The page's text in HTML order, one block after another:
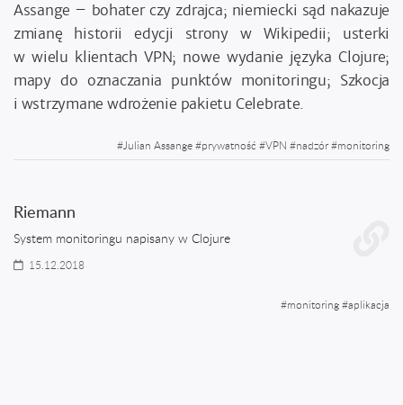
Assange – bohater czy zdrajca; niemiecki sąd nakazuje
zmianę historii edycji strony w Wikipedii; usterki
w wielu klientach VPN; nowe wydanie języka Clojure;
mapy do oznaczania punktów monitoringu; Szkocja
i wstrzymane wdrożenie pakietu Celebrate.
#Julian Assange#prywatność #VPN #nadzór#monitoring
Riemann
System monitoringu napisany w Clojure
15.12.2018
#monitoring#aplikacja